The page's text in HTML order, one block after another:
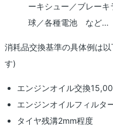
ーキシュー／ブレー
球／各種電池 など…
消耗品交換基準の具体例は
す)
エンジンオイル交換
エンジンオイルフィルタ
タイヤ残溝2mm程度